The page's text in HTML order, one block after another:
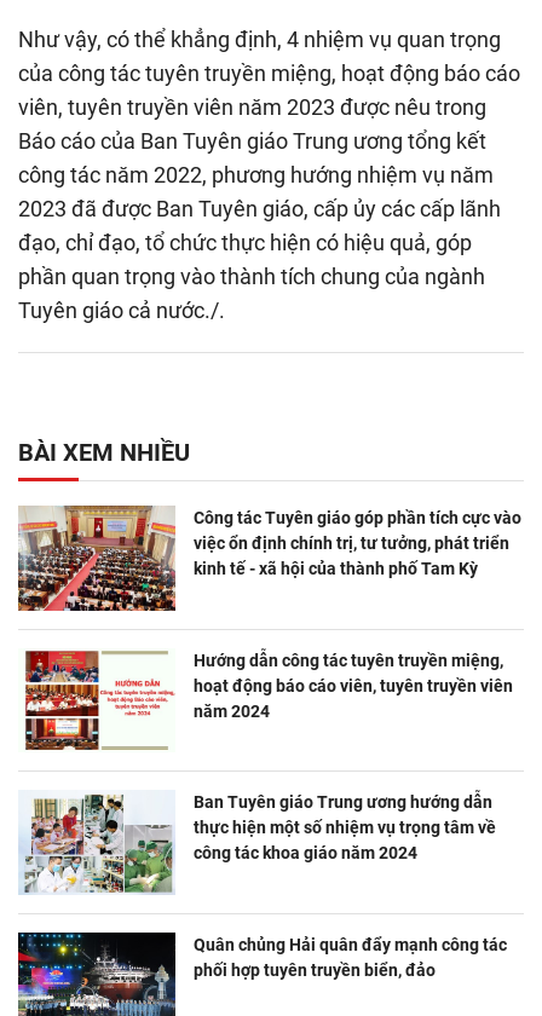
Như vậy, có thể khẳng định, 4 nhiệm vụ quan trọng
của công tác tuyên truyền miệng, hoạt động báo cáo
viên, tuyên truyền viên năm 2023 được nêu trong
Báo cáo của Ban Tuyên giáo Trung ương tổng kết
công tác năm 2022, phương hướng nhiệm vụ năm
2023 đã được Ban Tuyên giáo, cấp ủy các cấp lãnh
đạo, chỉ đạo, tổ chức thực hiện có hiệu quả, góp
phần quan trọng vào thành tích chung của ngành
Tuyên giáo cả nước./.
BÀI XEM NHIỀU
Công tác Tuyên giáo góp phần tích cực vào
việc ổn định chính trị, tư tưởng, phát triển
kinh tế - xã hội của thành phố Tam Kỳ
Hướng dẫn công tác tuyên truyền miệng,
hoạt động báo cáo viên, tuyên truyền viên
năm 2024
Ban Tuyên giáo Trung ương hướng dẫn
thực hiện một số nhiệm vụ trọng tâm về
công tác khoa giáo năm 2024
Quân chủng Hải quân đẩy mạnh công tác
phối hợp tuyên truyền biển, đảo